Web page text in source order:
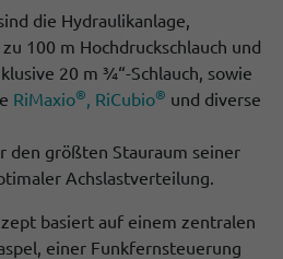
die Hydraulikanlage,
100 m Hochdruckschlauch und
20 m ¾“-Schlauch, sowie
RiMaxio® RiCubio® und diverse
den größten Stauraum seiner
Achslastverteilung.
basiert auf einem zentralen
einer Funkfernsteuerung